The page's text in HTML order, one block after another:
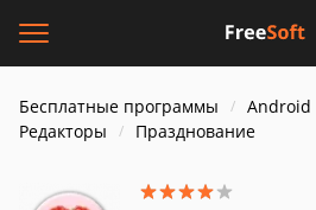
Бесплатные программы Android
Редакторы
Празднование